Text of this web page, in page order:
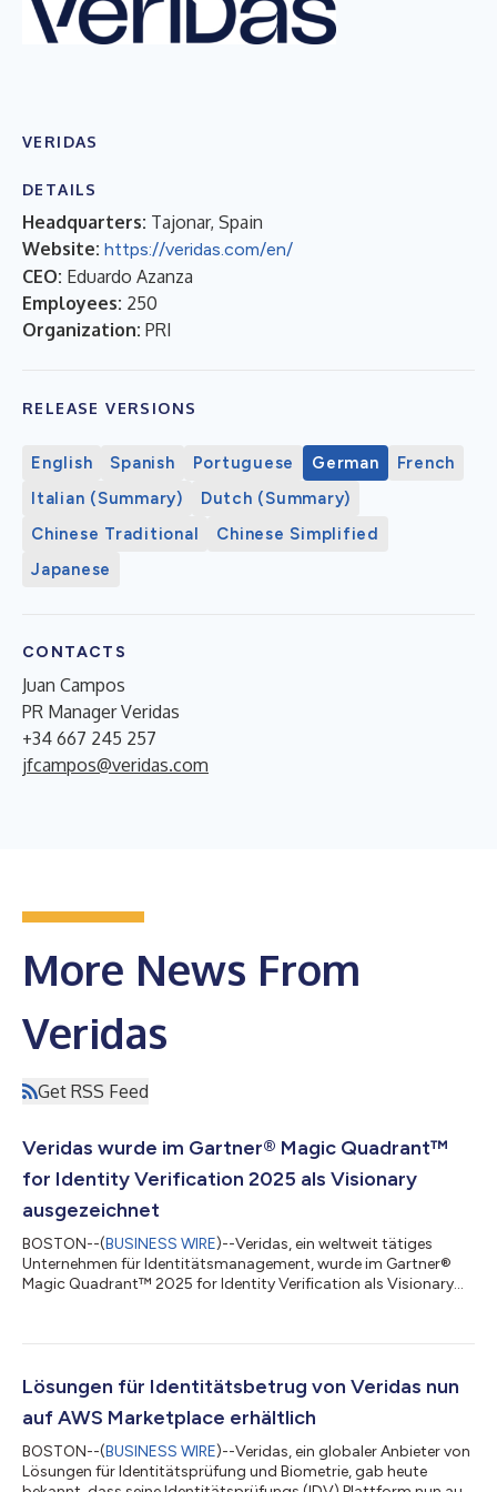
VERIDAS
DETAILS
Headquarters: Tajonar, Spain
Website: https://veridas.com/en/
CEO: Eduardo Azanza
Employees: 250
Organization: PRI
RELEASE VERSIONS
English Spanish Portuguese German
French
Italian (Summary)
Dutch (Summary)
Chinese Traditional
Chinese Simplified
Japanese
CONTACTS
Juan Campos
PR Manager Veridas
+34 667 245 257
jfcampos@veridas.com
More News From
Veridas
Get RSS Feed
Veridas wurde im Gartner® Magic Quadrant™
for Identity Verification 2025 als Visionary
ausgezeichnet
BOSTON--(BUSINESS WIRE)--Veridas, ein weltweit tätiges
Unternehmen für Identitätsmanagement, wurde im Gartner®
Magic Quadrant™ 2025 for Identity Verification als Visionary
weiter gestärkt wird. Veridas wurde 2017 gegründet, ist
am schnellsten wachsenden Unternehmen auf dem Markt
aufgeführt. Gartner definiert Visionaries...
Lösungen für Identitätsbetrug von Veridas nun
auf AWS Marketplace erhältlich
BOSTON--(BUSINESS WIRE)--Veridas, ein globaler Anbieter von
Lösungen für Identitätsprüfung und Biometrie, gab heute